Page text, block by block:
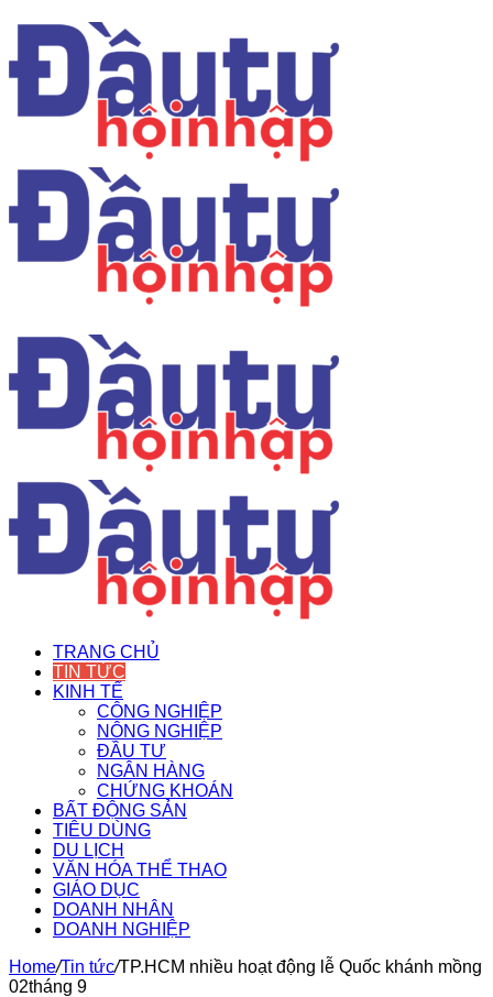
TRANG CHỦ
TIN TỨC
KINH TẾ
CÔNG NGHIỆP
NÔNG NGHIỆP
ĐẦU TƯ
NGÂN HÀNG
CHỨNG KHOÁN
BẤT ĐỘNG SẢN
TIÊU DÙNG
DU LỊCH
VĂN HÓA THỂ THAO
GIÁO DỤC
DOANH NHÂN
DOANH NGHIỆP
Home/Tin tức/TP.HCM nhiều hoạt động lễ Quốc khánh mồng
02tháng 9